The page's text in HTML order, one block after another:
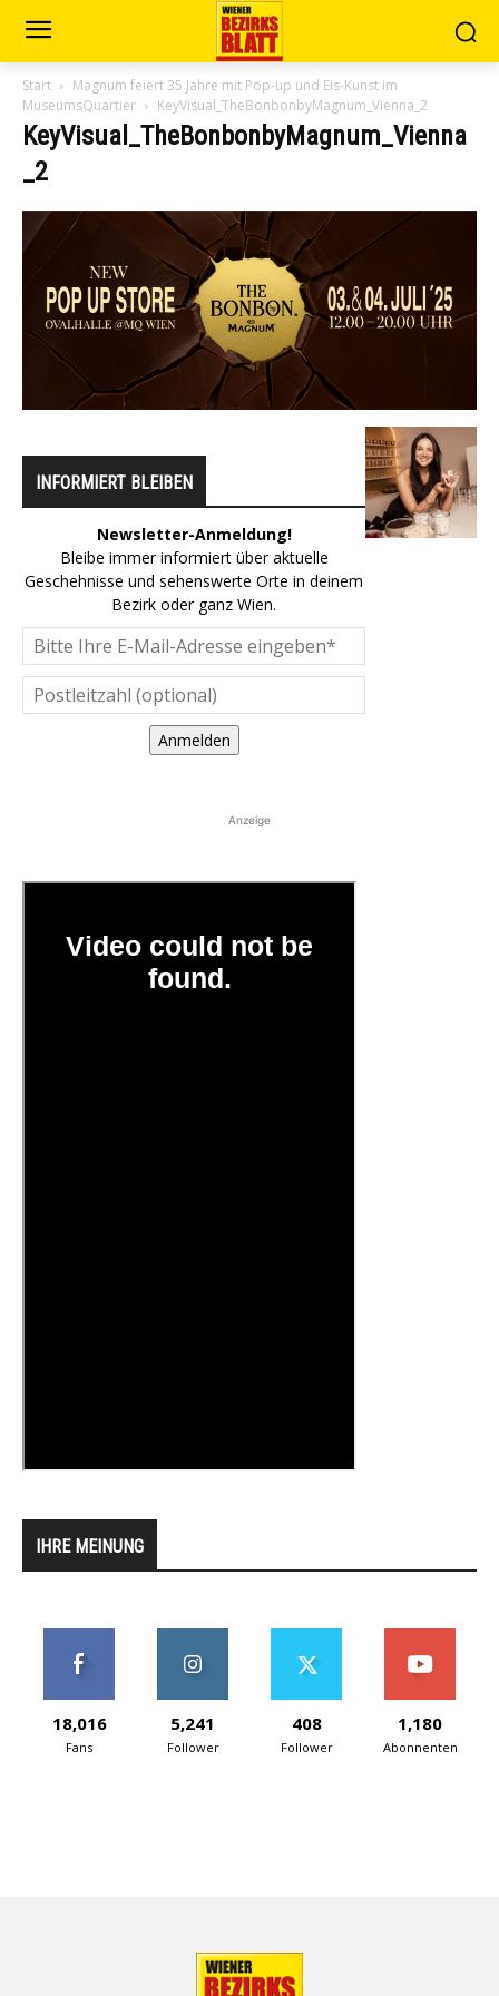
Start
Magnum feiert 35 Jahre mit Pop-up und Eis-Kunst im
MuseumsQuartier
KeyVisual_TheBonbonbyMagnum_Vienna_2
KeyVisual_TheBonbonbyMagnum_Vienna
_2
INFORMIERT BLEIBEN
Newsletter-Anmeldung!
Bleibe immer informiert über aktuelle
Geschehnisse und sehenswerte Orte in deinem
Bezirk oder ganz Wien.
Anmelden
Anzeige
IHRE MEINUNG
18,016
Fans
5,241
Follower
408
Follower
1,180
Abonnenten